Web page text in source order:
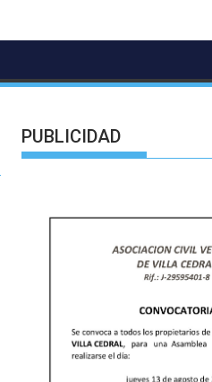
PUBLICIDAD